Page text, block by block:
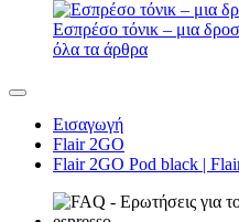
Εσπρέσο τόνικ – μια
όλα τα άρθρα
Εισαγωγή
Flair 2GO
Flair 2GO Pod black |